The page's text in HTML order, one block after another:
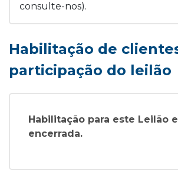
consulte-nos).
Habilitação de
participação do leilão
Habilitação para este Leilão
encerrada.